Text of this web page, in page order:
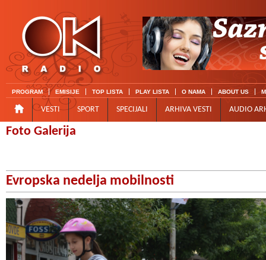
PROGRAM EMISIJE TOP LISTA PLAY LISTA O NAMA ABOUT US
VESTI SPORT SPECIJALI ARHIVA VESTI AUDIO
Foto Galerija
Evropska nedelja mobilnosti